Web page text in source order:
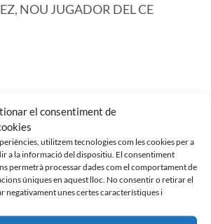
el consentiment de
utilitzem tecnologies com les cookies per a
a la informació del dispositiu. El consentiment
permetrà processar dades com el comportament de
úniques en aquest lloc. No consentir o retirar el
negativament unes certes característiques i
NOU JUGADOR DEL CE